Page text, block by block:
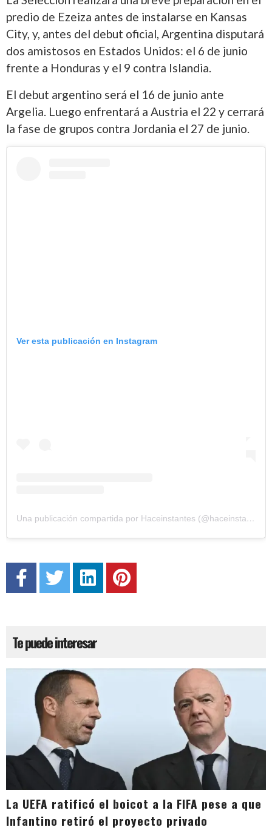
predio de Ezeiza antes de instalarse en Kansas
City, y, antes del debut oficial, Argentina disputará
dos amistosos en Estados Unidos: el 6 de junio
frente a Honduras y el 9 contra Islandia.
El debut argentino será el 16 de junio ante
Argelia. Luego enfrentará a Austria el 22 y cerrará
la fase de grupos contra Jordania el 27 de junio.
Ver esta publicación en Instagram
Una publicación compartida por Haceinstantes (@haceinstantesok)
Te puede interesar
La UEFA ratificó el boicot a la FIFA pese a que
Infantino retiró el proyecto privado